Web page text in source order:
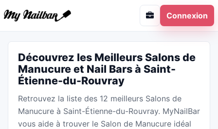
Connexion
Découvrez les Meilleurs Salons de
Manucure et Nail Bars à Saint-
Étienne-du-Rouvray
Retrouvez la liste des 12 meilleurs Salons de
Manucure à Saint-Étienne-du-Rouvray. MyNailBar
vous aide à trouver le Salon de Manucure idéal